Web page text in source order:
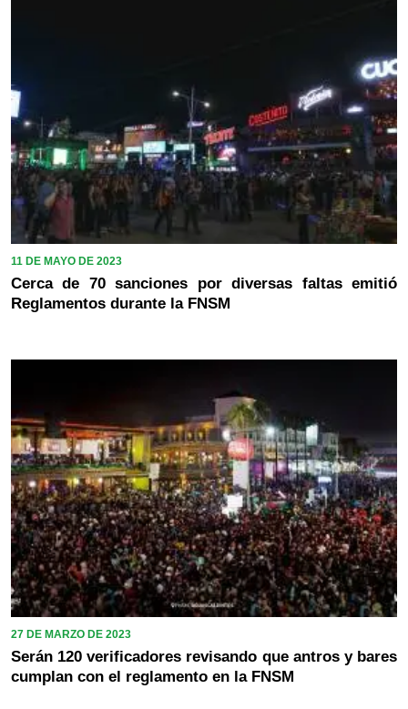
11 DE MAYO DE 2023
Cerca de 70 sanciones por diversas faltas emitió
Reglamentos durante la FNSM
27 DE MARZO DE 2023
Serán 120 verificadores revisando que antros y bares
cumplan con el reglamento en la FNSM